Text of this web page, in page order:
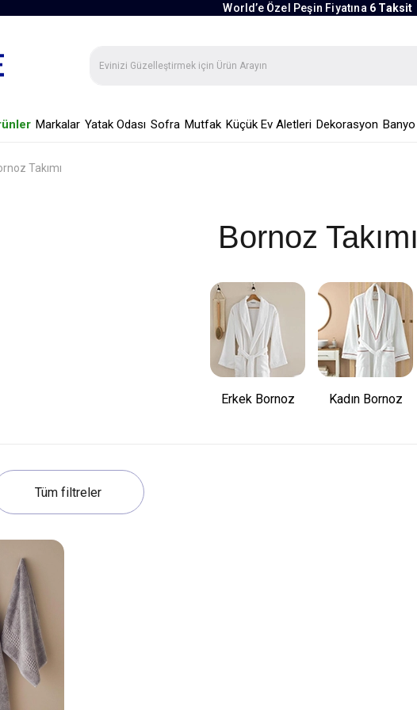
World’e Özel Peşin Fiyatına 6 Taksit
Markalar Yatak Odası Sofra Mutfak Küçük Ev Aletleri Dekorasyon Banyo
Takımı
Bornoz Takımı
Erkek Bornoz Kadın Bornoz